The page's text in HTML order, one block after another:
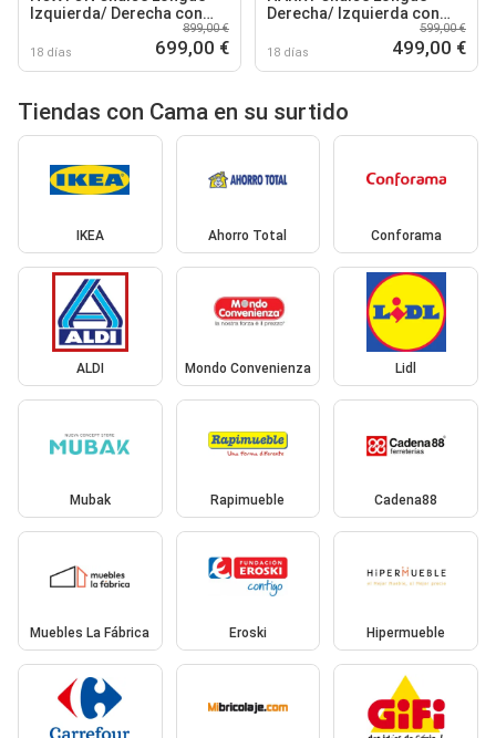
Izquierda/ Derecha con
18 días
899,00 €
699,00 €
Derecha/ Izquierda con
18 días
599,00 €
499,00 €
Tiendas con Cama en su surtido
IKEA Ahorro Total Conforama
ALDI Mondo Convenienza Lidl
Mubak Rapimueble Cadena88
Muebles La Fábrica Eroski Hipermueble